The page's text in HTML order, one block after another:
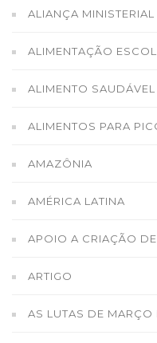
ALIANÇA
ALIMENTAÇÃO
ALIMENTO SAUDÁVEL
ALIMENTOS PARA
AMAZÔNIA
AMÉRICA LATINA
APOIO A CRIAÇÃO
ARTIGO
AS LUTAS DE MARÇO